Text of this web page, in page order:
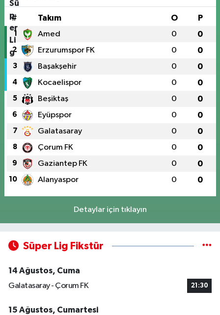
# Takım O P
1 Amed 0 0
2 Erzurumspor FK 0 0
3 Başakşehir 0 0
4 Kocaelispor 0 0
5 Beşiktaş 0 0
6 Eyüpspor 0 0
7 Galatasaray 0 0
8 Çorum FK 0 0
9 Gaziantep FK 0 0
10 Alanyaspor 0 0
Detaylar için tıklayın
Süper Lig Fikstür
14 Ağustos, Cuma
Galatasaray - Çorum FK
21:30
15 Ağustos, Cumartesi